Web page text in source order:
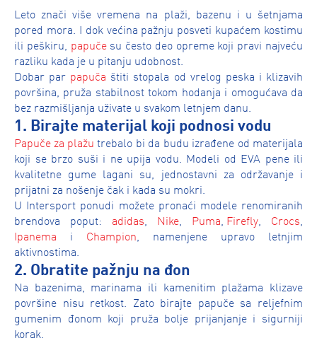
Leto znači više vremena na plaži, bazenu i u šetnjama
pored mora. I dok većina pažnju posveti kupaćem kostimu
ili peškiru, papučesu često deo opreme koji pravi najveću
razliku kada je u pitanju udobnost.
Dobar par papuča štiti stopala od vrelog peska i klizavih
površina, pruža stabilnost tokom hodanja i omogućava da
bez razmišljanja uživate u svakom letnjem danu.
1. Birajte materijal koji podnosi vodu
Papuče za plažu trebalo bi da budu izrađene od materijala
koji se brzo suši i ne upija vodu. Modeli od EVA pene ili
kvalitetne gume lagani su, jednostavni za održavanje i
prijatni za nošenje čak i kada su mokri.
U Intersport ponudi možete pronaći modele renomiranih
brendova poput: adidas, Nike, Puma, Firefly, Crocs,
Ipanema i Champion, namenjene upravo letnjim
aktivnostima.
2. Obratite pažnju na đon
Na bazenima, marinama ili kamenitim plažama klizave
površine nisu retkost. Zato birajte papuče sa reljefnim
gumenim đonom koji pruža bolje prijanjanje i sigurniji
korak.